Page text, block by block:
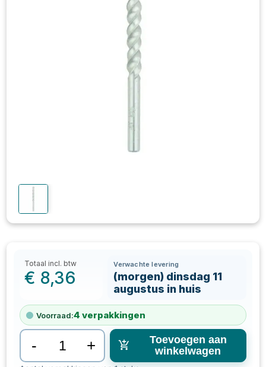
Totaal incl. btw
€ 8,36
Verwachte levering
(morgen) dinsdag 11
augustus in huis
Voorraad:4 verpakkingen
- +
Toevoegen aan
winkelwagen